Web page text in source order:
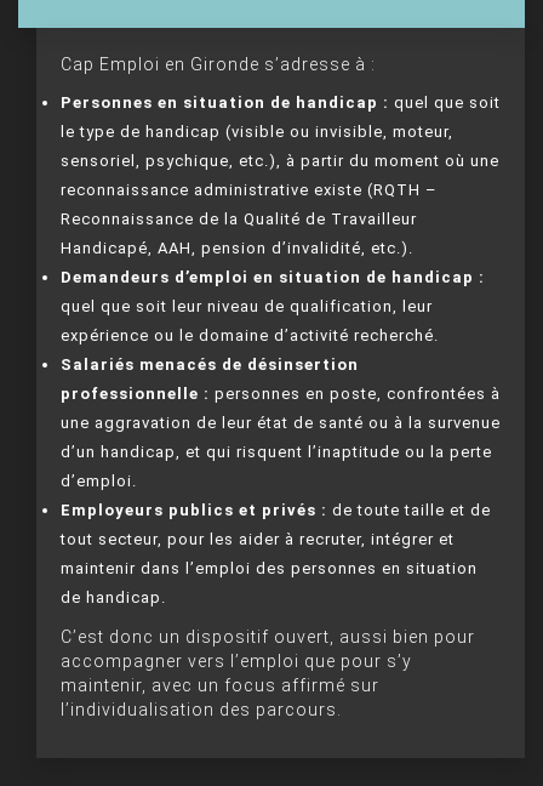
Cap Emploi en Gironde s’adresse à :
Personnes en situation de handicap : quel que soit
le type de handicap (visible ou invisible, moteur,
sensoriel, psychique, etc.), à partir du moment où une
reconnaissance administrative existe (RQTH –
Reconnaissance de la Qualité de Travailleur
Handicapé, AAH, pension d’invalidité, etc.).
Demandeurs d’emploi en situation de handicap :
quel que soit leur niveau de qualification, leur
expérience ou le domaine d’activité recherché.
Salariés menacés de désinsertion
professionnelle : personnes en poste, confrontées à
une aggravation de leur état de santé ou à la survenue
d’un handicap, et qui risquent l’inaptitude ou la perte
d’emploi.
Employeurs publics et privés : de toute taille et de
tout secteur, pour les aider à recruter, intégrer et
maintenir dans l’emploi des personnes en situation
de handicap.
C’est donc un dispositif ouvert, aussi bien pour
accompagner vers l’emploi que pour s’y
maintenir, avec un focus affirmé sur
l’individualisation des parcours.